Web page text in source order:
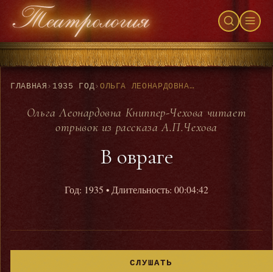
ГЛАВНАЯ › 1935 ГОД› ОЛЬГА ЛЕОНАРДОВНА КНИППЕР-ЧЕХОВА ЧИТАЕТ ОТРЫВОК ИЗ РАССКАЗА А.П.ЧЕХОВА - В ОВРАГЕ
Ольга Леонардовна Книппер-Чехова читает
отрывок из рассказа А.П.Чехова
В овраге
Год: 1935 • Длительность: 00:04:42
СЛУШАТЬ